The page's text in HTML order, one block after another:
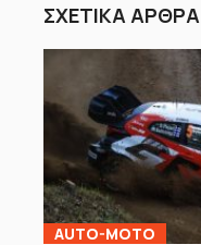
ΣΧΕΤΙΚΑ ΑΡΘΡΑ
AUTO-MOTO